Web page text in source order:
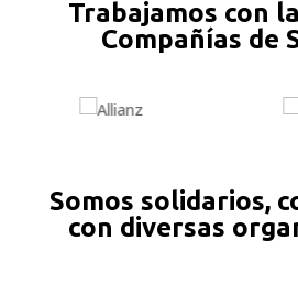
Trabajamos con
Compañías de
Somos solidarios,
con diversas